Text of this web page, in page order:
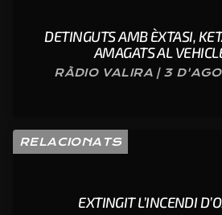
DETINGUTS AMB ÈXTASI,
AMAGATS AL
RÀDIO VALIRA | 3
RELACIONATS
EXTINGIT L’INCENDI